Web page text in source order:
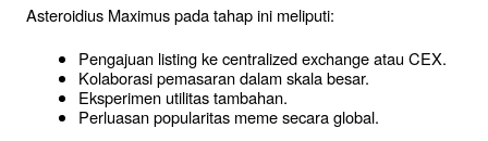
Asteroidius Maximus pada tahap ini meliputi:
Pengajuan listing ke centralized exchange atau CEX.
Kolaborasi pemasaran dalam skala besar.
Eksperimen utilitas tambahan.
Perluasan popularitas meme secara global.